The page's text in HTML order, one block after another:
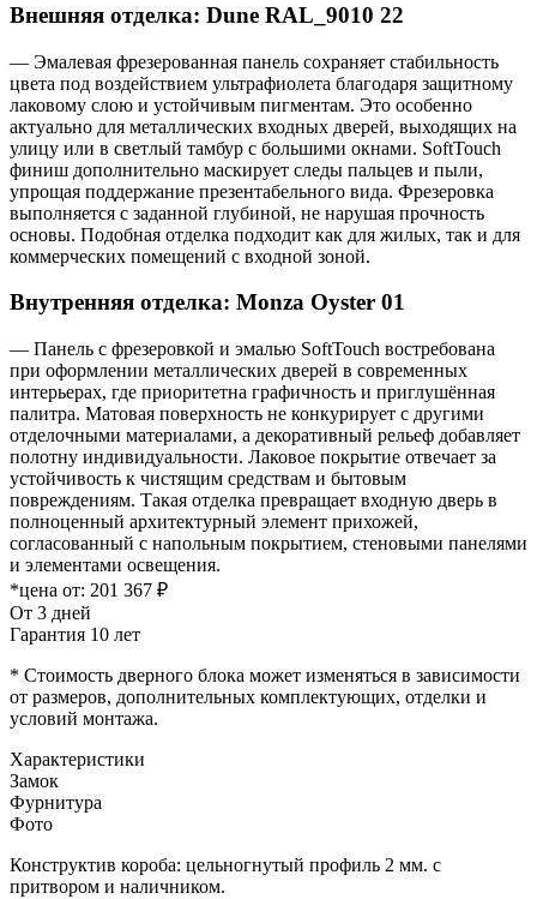
Внешняя отделка: Dune RAL_9010 22
— Эмалевая фрезерованная панель сохраняет стабильность
цвета под воздействием ультрафиолета благодаря защитному
лаковому слою и устойчивым пигментам. Это особенно
актуально для металлических входных дверей, выходящих на
улицу или в светлый тамбур с большими окнами. SoftTouch
финиш дополнительно маскирует следы пальцев и пыли,
упрощая поддержание презентабельного вида. Фрезеровка
выполняется с заданной глубиной, не нарушая прочность
основы. Подобная отделка подходит как для жилых, так и для
коммерческих помещений с входной зоной.
Внутренняя отделка: Monza Oyster 01
— Панель с фрезеровкой и эмалью SoftTouch востребована
при оформлении металлических дверей в современных
интерьерах, где приоритетна графичность и приглушённая
палитра. Матовая поверхность не конкурирует с другими
отделочными материалами, а декоративный рельеф добавляет
полотну индивидуальности. Лаковое покрытие отвечает за
устойчивость к чистящим средствам и бытовым
повреждениям. Такая отделка превращает входную дверь в
полноценный архитектурный элемент прихожей,
согласованный с напольным покрытием, стеновыми панелями
и элементами освещения.
*цена от: 201 367 ₽
От 3 дней
Гарантия 10 лет
* Стоимость дверного блока может изменяться в зависимости
от размеров, дополнительных комплектующих, отделки и
условий монтажа.
Характеристики
Замок
Фурнитура
Фото
Конструктив короба: цельногнутый профиль 2 мм. с
притвором и наличником.